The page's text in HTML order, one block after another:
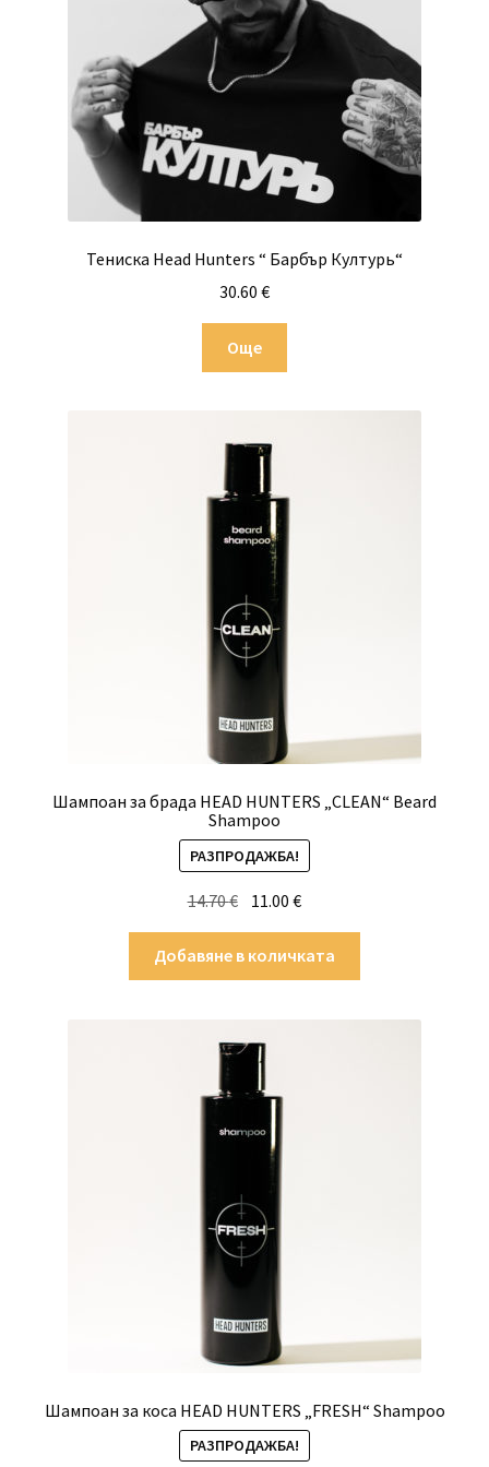
be
chosen
product
Тениска Head Hunters “ Барбър Културь“
30.60 €
Още
Шампоан за брада HEAD HUNTERS „CLEAN“ Beard
Shampoo
РАЗПРОДАЖБА!
14.70€ Original
was:
14.70 €.
11.00€Текущата
е:
11.00 €.
Добавяне в количката
Шампоан за коса HEAD HUNTERS „FRESH“ Shampoo
РАЗПРОДАЖБА!